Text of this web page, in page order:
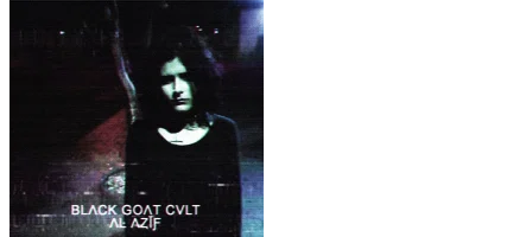
흰색 죽음 – 아버지